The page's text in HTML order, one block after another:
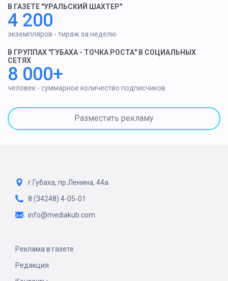
В ГАЗЕТЕ "УРАЛЬСКИЙ ШАХТЕР"
4 200
экземпляров - тираж за неделю
В ГРУППАХ "ГУБАХА - ТОЧКА РОСТА" В СОЦИАЛЬНЫХ
СЕТЯХ
8 000+
человек - суммарное количество подписчиков
Разместить рекламу
г.Губаха, пр.Ленина, 44а
8 (34248) 4-05-01
info@mediakub.com
Реклама в газете
Редакция